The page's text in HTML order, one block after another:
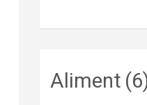
Aliment